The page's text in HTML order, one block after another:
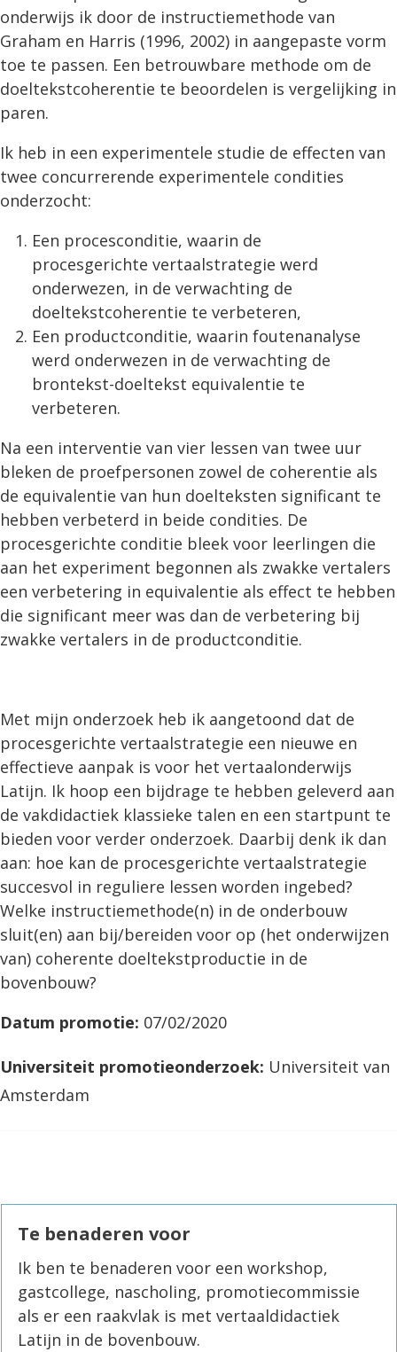
onderwijs ik door de instructiemethode van
Graham en Harris (1996, 2002) in aangepaste vorm
toe te passen. Een betrouwbare methode om de
doeltekstcoherentie te beoordelen is vergelijking in
paren.
Ik heb in een experimentele studie de effecten van
twee concurrerende experimentele condities
onderzocht:
Een procesconditie, waarin de
procesgerichte vertaalstrategie werd
onderwezen, in de verwachting de
doeltekstcoherentie te verbeteren,
Een productconditie, waarin foutenanalyse
werd onderwezen in de verwachting de
brontekst-doeltekst equivalentie te
verbeteren.
Na een interventie van vier lessen van twee uur
bleken de proefpersonen zowel de coherentie als
de equivalentie van hun doelteksten significant te
hebben verbeterd in beide condities. De
procesgerichte conditie bleek voor leerlingen die
aan het experiment begonnen als zwakke vertalers
een verbetering in equivalentie als effect te hebben
die significant meer was dan de verbetering bij
zwakke vertalers in de productconditie.
Met mijn onderzoek heb ik aangetoond dat de
procesgerichte vertaalstrategie een nieuwe en
effectieve aanpak is voor het vertaalonderwijs
Latijn. Ik hoop een bijdrage te hebben geleverd aan
de vakdidactiek klassieke talen en een startpunt te
bieden voor verder onderzoek. Daarbij denk ik dan
aan: hoe kan de procesgerichte vertaalstrategie
succesvol in reguliere lessen worden ingebed?
Welke instructiemethode(n) in de onderbouw
sluit(en) aan bij/bereiden voor op (het onderwijzen
van) coherente doeltekstproductie in de
bovenbouw?
Datum promotie: 07/02/2020
Universiteit promotieonderzoek: Universiteit van
Amsterdam
Te benaderen voor
Ik ben te benaderen voor een workshop,
gastcollege, nascholing, promotiecommissie
als er een raakvlak is met vertaaldidactiek
Latijn in de bovenbouw.